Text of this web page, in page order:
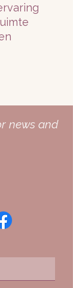
news and